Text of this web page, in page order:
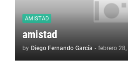
AMISTAD
amistad
by Diego Fernando García - febrero